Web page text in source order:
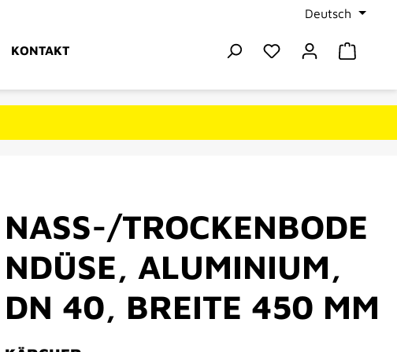
Deutsch
KONTAKT Du hast 0
NASS-/TROCKENBODE
NDÜSE, ALUMINIUM,
DN 40, BREITE 450 MM